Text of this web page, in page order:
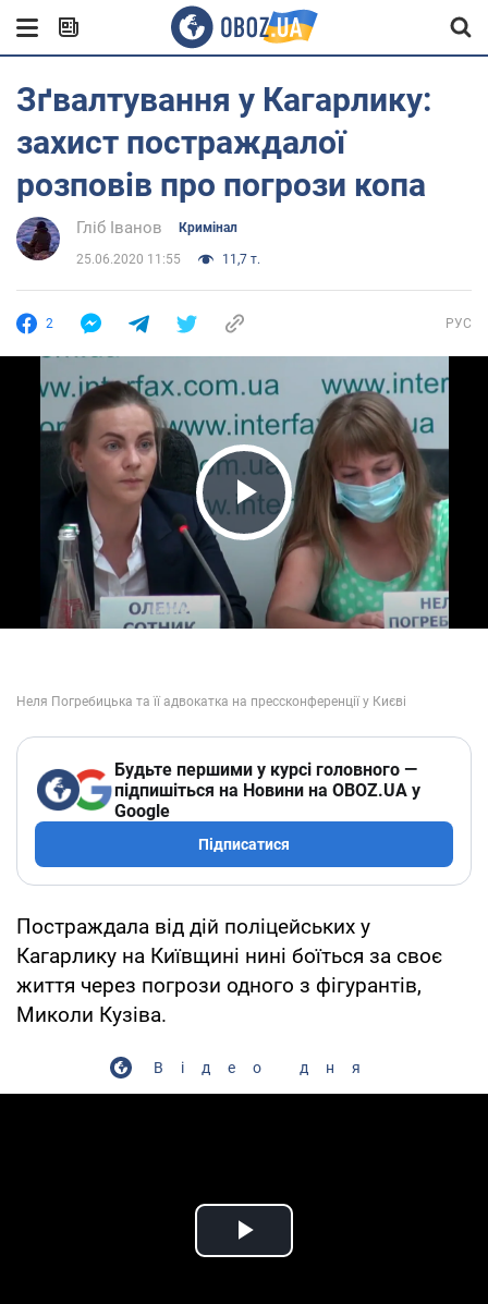
Зґвалтування у Кагарлику:
захист постраждалої
розповів про погрози копа
Гліб Іванов Кримінал
25.06.2020 11:55 11,7 т.
2 РУС
Play Video
Будьте першими у курсі головного —
підпишіться на Новини на OBOZ.UA у
Google
Підписатися
Постраждала від дій поліцейських у
Кагарлику на Київщині нині боїться за своє
життя через погрози одного з фігурантів,
Миколи Кузіва.
Відео дня
Play Video